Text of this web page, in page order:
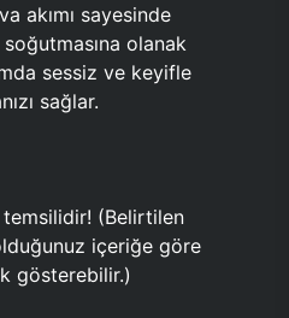
akımı sayesinde
olanak
sessiz ve keyifle
sağlar.
(Belirtilen
içeriğe göre
gösterebilir.)